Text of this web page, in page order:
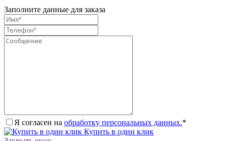
Заполните данные для заказа
Я согласен на обработку персональных данных.*
Купить в один клик